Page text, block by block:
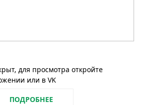
для просмотра откройте
или в VK
ПОДРОБНЕЕ